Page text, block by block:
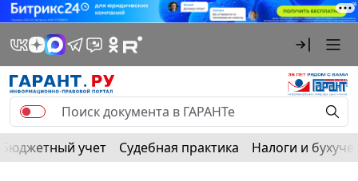
Бюджетный учет Судебная практика Налоги и